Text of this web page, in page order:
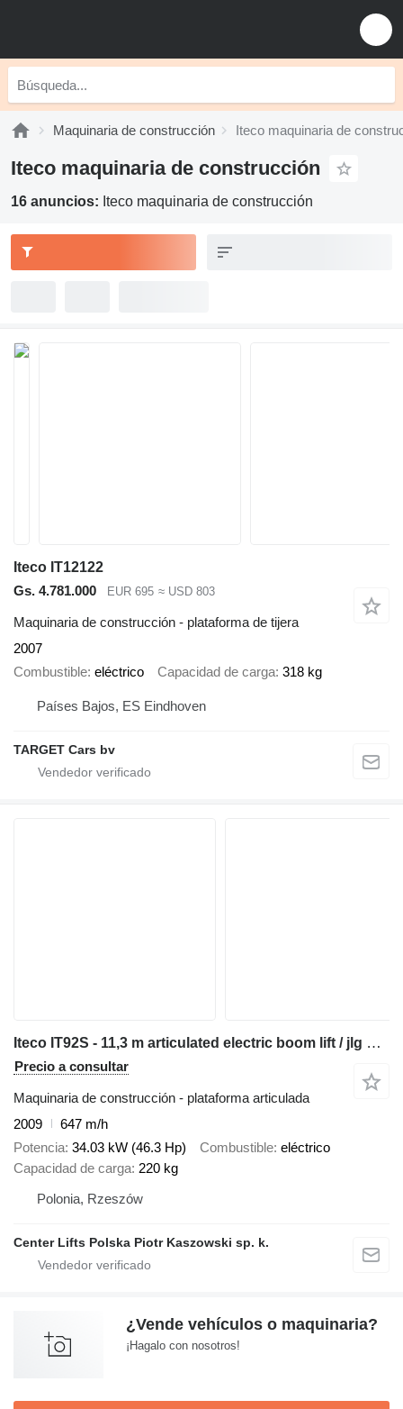
Maquinaria de construcción Iteco maquinaria de
Iteco maquinaria de construcción
16 anuncios: Iteco maquinaria de construcción
Iteco IT12122
Gs. 4.781.000
EUR 695 ≈ USD 803
Maquinaria de construcción - plataforma de tijera
2007
Combustible eléctrico Capacidad de carga 318 kg
Países Bajos, ES Eindhoven
TARGET Cars bv
Iteco IT92S - 11,3 m articulated electric boom lift / jlg genie haulot
Precio a consultar
Maquinaria de construcción - plataforma articulada
2009
647 m/h
Potencia 34.03 kW (46.3 Hp) Combustible eléctrico
Capacidad de carga 220 kg
Polonia, Rzeszów
Center Lifts Polska Piotr Kaszowski sp. k.
¿Vende vehículos o maquinaria?
¡Hagalo con nosotros!